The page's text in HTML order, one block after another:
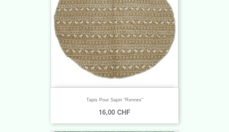
Tapis Pour Sapin "Rennes"
16,00 CHF